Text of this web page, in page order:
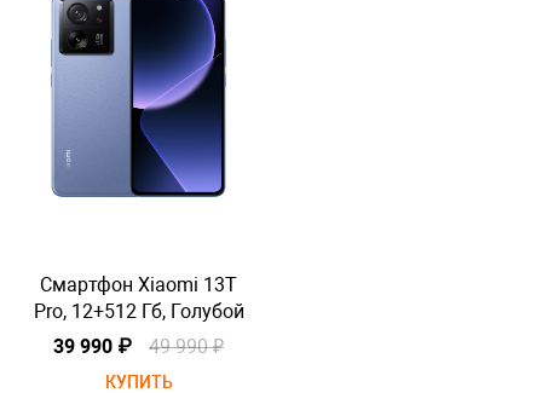
Смартфон Xiaomi 13T
Pro, 12+512 Гб, Голубой
39 990 ₽
49 990 ₽
КУПИТЬ